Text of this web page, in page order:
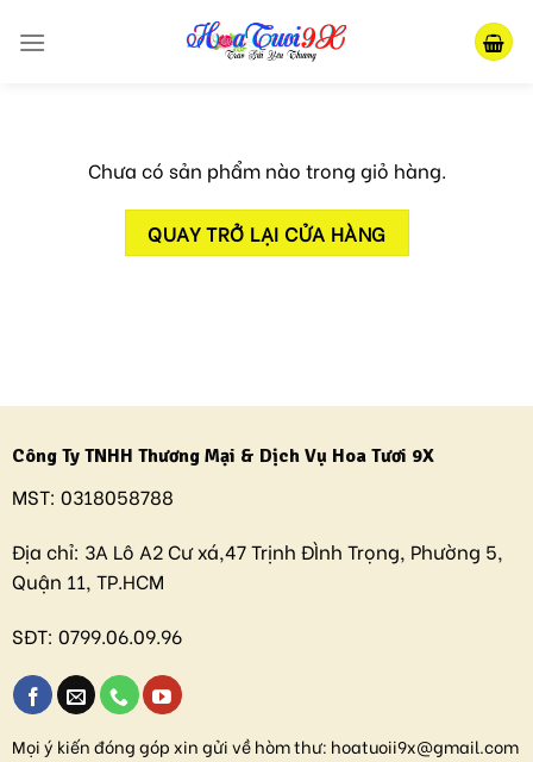
Chưa có sản phẩm nào trong giỏ hàng.
QUAY TRỞ LẠI CỬA HÀNG
Công Ty TNHH Thương Mại & Dịch Vụ Hoa Tươi 9X
MST: 0318058788
Địa chỉ: 3A Lô A2 Cư xá,47 Trịnh ĐÌnh Trọng, Phường 5,
Quận 11, TP.HCM
SĐT: 0799.06.09.96
Mọi ý kiến đóng góp xin gửi về hòm thư: hoatuoii9x@gmail.com